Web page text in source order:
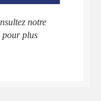
notre
pour plus